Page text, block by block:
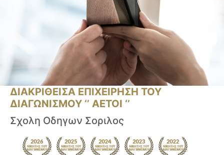
ΔΙΑΚΡΙΘΕΙΣΑ ΕΠΙΧΕΙΡΗΣΗ ΤΟΥ
ΔΙΑΓΩΝΙΣΜΟΥ ‘’ ΑΕΤΟΙ ‘’
Σχολη Οδηγων Σοριλος